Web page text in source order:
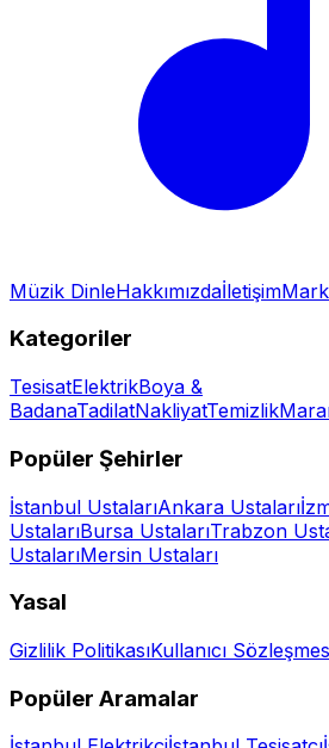
Müzik DinleHakkımızdaİletişim
Kategoriler
TesisatElektrikBoya &
BadanaTadilatNakliyatTemizlik
Popüler Şehirler
İstanbul UstalarıAnkara Ustaları
UstalarıBursa UstalarıTrabzon
UstalarıMersin Ustaları
Yasal
Gizlilik PolitikasıKullanıcı
Popüler Aramalar